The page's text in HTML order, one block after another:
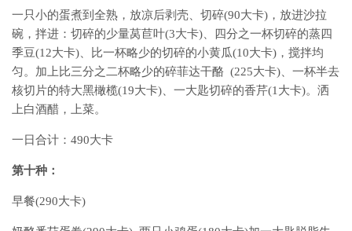
一只小的蛋煮到全熟，放凉后剥壳、切碎(90大卡)，放进沙拉
碗，拌进：切碎的少量莴苣叶(3大卡)、四分之一杯切碎的蒸四
季豆(12大卡)、比一杯略少的切碎的小黄瓜(10大卡)，搅拌均
匀。加上比三分之二杯略少的碎菲达干酪 (225大卡)、一杯半去
核切片的特大黑橄榄(19大卡)、一大匙切碎的香芹(1大卡)。洒
上白酒醋，上菜。
一日合计：490大卡
第十种：
早餐(290大卡)